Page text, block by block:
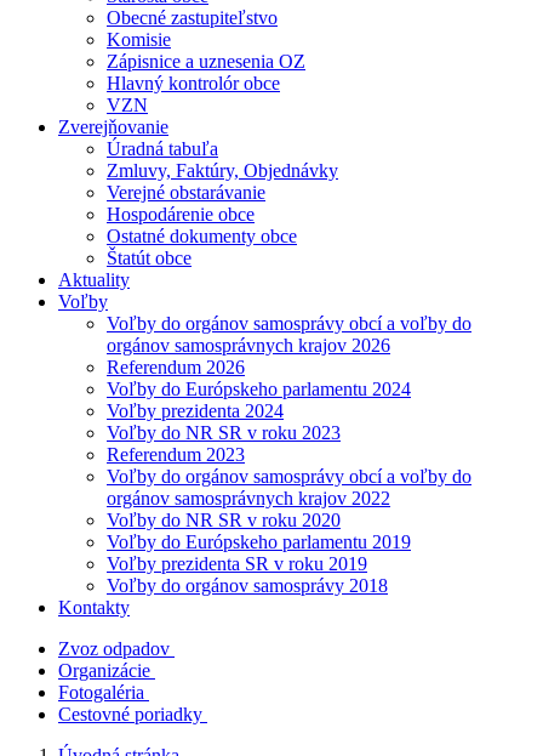
Obecné zastupiteľstvo
Komisie
Zápisnice a uznesenia OZ
Hlavný kontrolór obce
VZN
Zverejňovanie
Úradná tabuľa
Zmluvy, Faktúry, Objednávky
Verejné obstarávanie
Hospodárenie obce
Ostatné dokumenty obce
Štatút obce
Aktuality
Voľby
Voľby do orgánov samosprávy obcí a voľby do
orgánov samosprávnych krajov 2026
Referendum 2026
Voľby do Európskeho parlamentu 2024
Voľby prezidenta 2024
Voľby do NR SR v roku 2023
Referendum 2023
Voľby do orgánov samosprávy obcí a voľby do
orgánov samosprávnych krajov 2022
Voľby do NR SR v roku 2020
Voľby do Európskeho parlamentu 2019
Voľby prezidenta SR v roku 2019
Voľby do orgánov samosprávy 2018
Kontakty
Zvoz odpadov
Organizácie
Fotogaléria
Cestovné poriadky